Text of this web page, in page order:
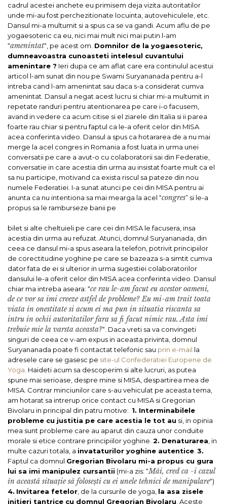
cadrul acestei anchete eu primisem deja vizita autoritatilor
unde mi-au fost perchezitionate locuinta, autovehiculele, etc.
Dansul mi-a multumit si a spus ca se va gandi. Acum aflu de pe
yogaesoteric ca eu, nici mai mult nici mai putin l-am
“amenintat“, pe acest om. Domnilor de la yogaesoteric,
dumneavoastra cunoasteti intelesul cuvantului
amenintare ? Ieri dupa ce am aflat care era continulul acestui
articol l-am sunat din nou pe Swami Suryananada pentru a-l
intreba cand l-am amenintat sau daca s-a considerat cumva
amenintat. Dansul a negat acest lucru si chiar mi-a multumit in
repetate randuri pentru atentionarea pe care i-o facusem,
avand in vedere ca acum citise si el ziarele din Italia si ii parea
foarte rau chiar si pentru faptul ca le-a oferit celor din MISA
acea conferinta video. Dansul a spus ca hotararea de a nu mai
merge la acel congres in Romania a fost luata in urma unei
conversatii pe care a avut-o cu colaboratorii sai din Federatie,
conversatie in care acestia din urma au insistat foarte mult ca el
sa nu participe, motivand ca exista riscul sa pateze din nou
numele Federatiei. I-a sunat atunci pe cei din MISA pentru ai
anunta ca nu intentiona sa mai mearga la acel “congres” si le-a
propus sa le ramburseze banii pe
bilet si alte cheltuieli pe care cei din MISA le facusera, insa
acestia din urma au refuzat. Atunci, domnul Suryananada, din
ceea ce dansul mi-a spus aseara la telefon, potrivit principiilor
de corectitudine yoghine pe care se bazeaza s-a simtit cumva
dator fata de ei si ulterior in urma sugestiei colaboratorilor
dansului le-a oferit celor din MISA acea conferinta video. Dansul
chiar ma intreba aseara: “ce rau le-am facut eu acestor oameni,
de ce vor sa imi creeze astfel de probleme? Eu mi-am trait toata
viata in onestitate si acum ei ma pun in situatia riscanta sa
intru in ochii autoritatilor fara sa fi facut nimic rau. Asta imi
trebuie mie la varsta aceasta?“. Daca vreti sa va convingeti
singuri de ceea ce v-am expus in aceasta privinta, domnul
Suryananada poate fi contactat telefonic sau prin e-mail la
adresele care se gasesc pe site-ul Confederatiei Europene de
Yoga. Haideti acum sa descoperim si alte lucruri, as putea
spune mai serioase, despre mine si MISA, despartirea mea de
MISA. Contrar minciunilor care s-au vehiculat pe aceasta tema,
am hotarat sa intrerup orice contact cu MISA si Gregorian
Bivolaru in principal din patru motive: 1. Interminabilele
probleme cu justitia pe care acestia le tot au si, in opinia
mea sunt probleme care au aparut din cauza unor conduite
morale si etice contrare principiilor yoghine. 2. Denaturarea, in
multe cazuri totala, a invataturilor yoghine autentice. 3.
Faptul ca domnul Gregorian Bivolaru mi-a propus cu gura
lui sa imi manipulez cursantii (mi-a zis: “Mãi, cred ca -i cazul
în aceastã situație sã folosești cu ei unele tehnici de manipulare“)
4. Invitarea fetelor, de la cursurile de yoga, la asa zisele
initieri tantrice cu domnul Gregorian Bivolaru. Aceste